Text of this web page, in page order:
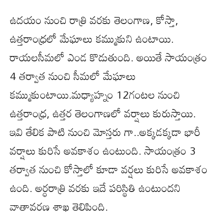
ఉదయం నుంచి రాత్రి వరకు తెలంగాణ, కోస్తా,
ఉత్తరాంధ్రలో మేఘాలు కమ్ముకుని ఉంటాయి.
రాయలసీమలో ఎండ కొడుతుంది. అయితే సాయంత్రం
4 తర్వాత నుంచి సీమలో మేఘాలు
కమ్ముకుంటాయి.మధ్యాహ్నం 12గంటల నుంచి
ఉత్తరాంధ్ర, ఉత్తర తెలంగాణలో వర్షాలు కురుస్తాయి.
ఇవి తేలిక పాటి నుంచి మోస్తరు గా..అక్కడక్కడా భారీ
వర్షాలు కురిసే అవకాశం ఉంటుంది. సాయంత్రం 3
తర్వాత నుంచి కోస్తాలో కూడా వర్షలు కురిసే అవకాశం
ఉంది. అర్ధరాత్రి వరకు ఇదే పరిస్థితి ఉంటుందని
వాతావరణ శాఖ తెలిపింది.